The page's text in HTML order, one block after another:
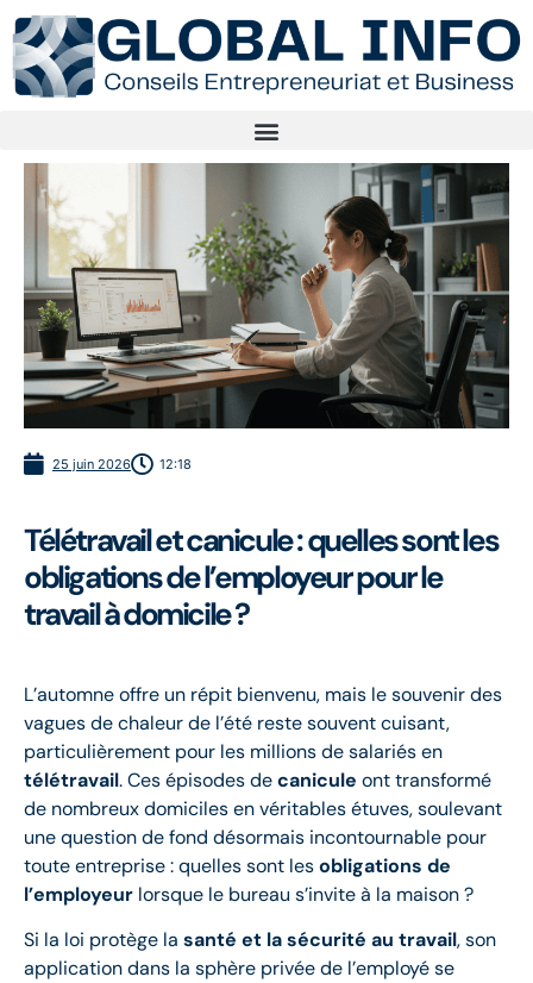
25 juin 2026 12:18
Télétravail et canicule : quelles sont les
obligations de l’employeur pour le
travail à domicile ?
L’automne offre un répit bienvenu, mais le souvenir des
vagues de chaleur de l’été reste souvent cuisant,
particulièrement pour les millions de salariés en
télétravail. Ces épisodes decanicule ont transformé
de nombreux domiciles en véritables étuves, soulevant
une question de fond désormais incontournable pour
toute entreprise : quelles sont lesobligations de
l’employeur lorsque le bureau s’invite à la maison ?
Si la loi protège la santé et la sécurité au travail, son
application dans la sphère privée de l’employé se